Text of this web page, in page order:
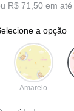
R$ 71,50 em
selecione a opção
Amarelo